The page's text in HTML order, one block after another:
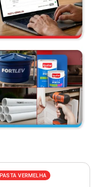
PASTA VERMELHA